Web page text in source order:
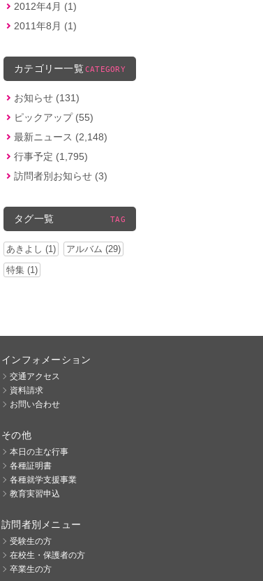
2012年4月 (1)
2011年8月 (1)
カテゴリー一覧 CATEGORY
お知らせ (131)
ピックアップ (55)
最新ニュース (2,148)
行事予定 (1,795)
訪問者別お知らせ (3)
タグ一覧 TAG
あきよし (1)
アルバム (29)
特集 (1)
インフォメーション
交通アクセス
資料請求
お問い合わせ
その他
本日の主な行事
各種証明書
各種就学支援事業
教育実習申込
訪問者別メニュー
受験生の方
在校生・保護者の方
卒業生の方